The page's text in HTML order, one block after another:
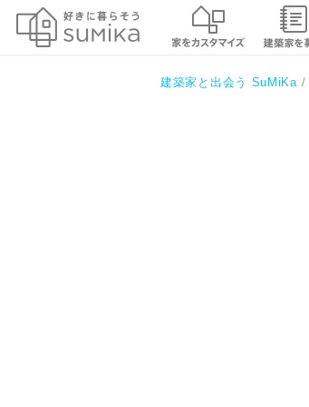
建築家と出会う SuMiKa